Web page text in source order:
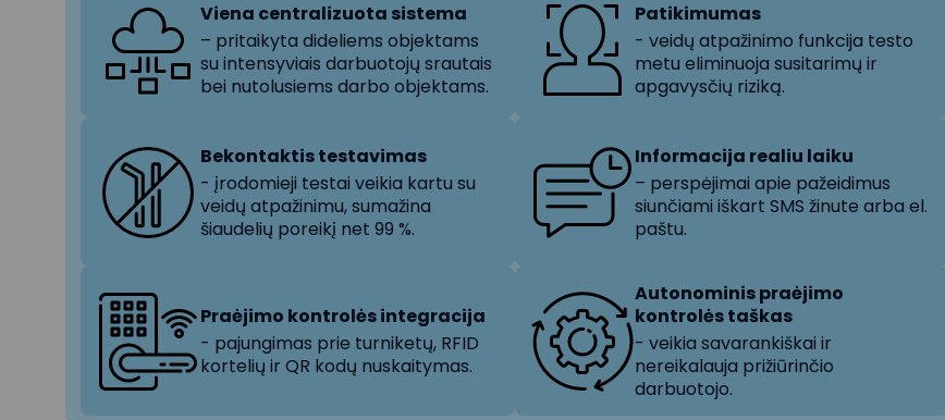
Viena centralizuota sistema
– pritaikyta dideliems objektams
su intensyviais darbuotojų srautais
bei nutolusiems darbo objektams.
Patikimumas
- veidų atpažinimo funkcija testo
metu eliminuoja susitarimų ir
apgavysčių riziką.
Bekontaktis testavimas
- įrodomieji testai veikia kartu su
veidų atpažinimu, sumažina
šiaudelių poreikį net 99 %.
Informacija realiu laiku
– perspėjimai apie pažeidimus
siunčiami iškart SMS žinute arba el.
paštu.
Praėjimo kontrolės integracija
- pajungimas prie turniketų, RFID
kortelių ir QR kodų nuskaitymas.
Autonominis praėjimo
kontrolės taškas
- veikia savarankiškai ir
nereikalauja prižiūrinčio
darbuotojo.